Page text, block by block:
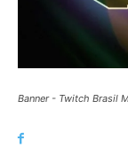
Banner - Twitch Brasil